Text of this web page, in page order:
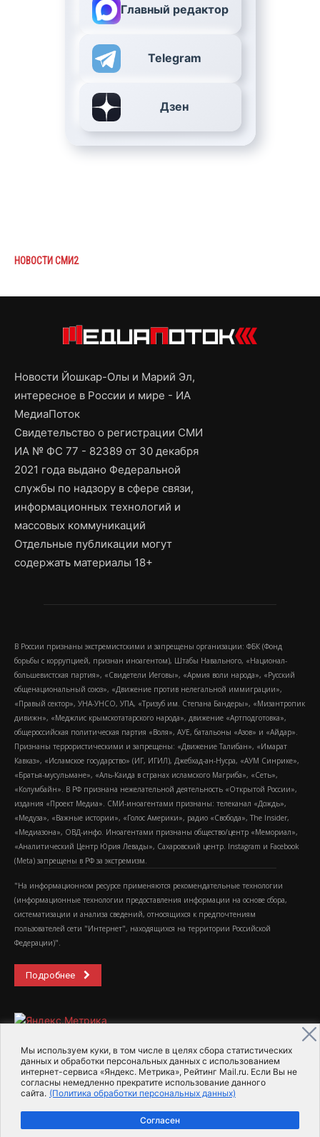
Мы используем куки, в том числе в целях сбора статистических
данных и обработки персональных данных с использованием
интернет-сервиса «Яндекс. Метрика», Рейтинг Mail.ru. Если Вы не
согласны немедленно прекратите использование данного
сайта. (Политика обработки персональных данных)
Согласен
Главный редактор
Telegram
Дзен
НОВОСТИ СМИ2
Новости Йошкар-Олы и Марий Эл,
интересное в России и мире - ИА
МедиаПоток
Свидетельство о регистрации СМИ
ИА № ФС 77 - 82389 от 30 декабря
2021 года выдано Федеральной
службы по надзору в сфере связи,
информационных технологий и
массовых коммуникаций
Отдельные публикации могут
содержать материалы 18+
В России признаны экстремистскими и запрещены организации: ФБК (Фонд
борьбы с коррупцией, признан иноагентом), Штабы Навального, «Национал-
большевистская партия», «Свидетели Иеговы», «Армия воли народа», «Русский
общенациональный союз», «Движение против нелегальной иммиграции»,
«Правый сектор», УНА-УНСО, УПА, «Тризуб им. Степана Бандеры», «Мизантропик
дивижн», «Меджлис крымскотатарского народа», движение «Артподготовка»,
общероссийская политическая партия «Воля», АУЕ, батальоны «Азов» и «Айдар».
Признаны террористическими и запрещены: «Движение Талибан», «Имарат
Кавказ», «Исламское государство» (ИГ, ИГИЛ), Джебхад-ан-Нусра, «АУМ Синрике»,
«Братья-мусульмане», «Аль-Каида в странах исламского Магриба», «Сеть»,
«Колумбайн». В РФ признана нежелательной деятельность «Открытой России»,
издания «Проект Медиа». СМИ-иноагентами признаны: телеканал «Дождь»,
«Медуза», «Важные истории», «Голос Америки», радио «Свобода», The Insider,
«Медиазона», ОВД-инфо. Иноагентами признаны общество/центр «Мемориал»,
«Аналитический Центр Юрия Левады», Сахаровский центр. Instagram и Facebook
(Metа) запрещены в РФ за экстремизм.
"На информационном ресурсе применяются рекомендательные технологии
(информационные технологии предоставления информации на основе сбора,
систематизации и анализа сведений, относящихся к предпочтениям
пользователей сети "Интернет", находящихся на территории Российской
Федерации)".
Подробнее
2015-2026- Информационное агентство МедиаПоток
Для справки Об издании
Пользовательское соглашение
Политика обработки персональных данных